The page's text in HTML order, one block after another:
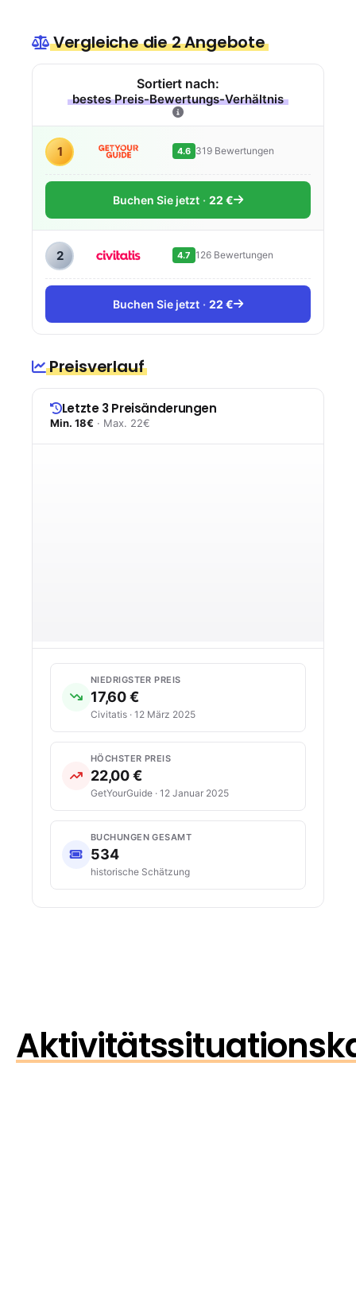
Vergleiche die 2 Angebote
Sortiert nach:
bestes Preis-Bewertungs-Verhältnis
1 4.6 319 Bewertungen
Buchen Sie jetzt 22 €
2 4.7 126 Bewertungen
Buchen Sie jetzt 22 €
Preisverlauf
Letzte 3 Preisänderungen
Min. 18€ · Max. 22€
NIEDRIGSTER PREIS
17,60 €
Civitatis · 12 März 2025
HÖCHSTER PREIS
22,00 €
GetYourGuide · 12 Januar 2025
BUCHUNGEN GESAMT
534
historische Schätzung